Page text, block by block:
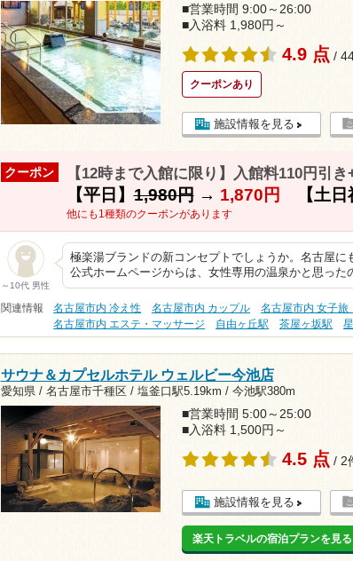
■営業時間 9:00～26:00
■入浴料 1,980円～
4.9 点 /
クーポンあり
施設情報を見る
クーポン 【12時まで入館に限り】入館料110円引
【平日】1,980円→ 1,870円 【土日
他にも1種類のクーポンがあります
～10代 男性
極楽湯ブランドの新コンセプトでしょうか。名古屋に
公式ホームページからは、女性専用の温泉かと思っ
関連情報 名古屋市内 冷え性 名古屋市内 カップル
名古屋市内 女子旅
名古屋市内 エステ・マッサージ
自由ヶ丘駅 茶屋ヶ坂駅
サウナ＆カプセルホテル ウェルビー今池店
愛知県 / 名古屋市千種区 / 塩釜口駅5.19km / 今池駅380m
■営業時間 5:00～25:00
■入浴料 1,500円～
4.5 点 / 2
施設情報を見る
楽天トラベルの宿泊プランを見る